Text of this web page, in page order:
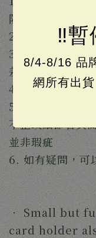
‼️暫
8/4-8/16 品
網所有出
防塵袋給您。
2. 商品不包含商
3. 各種螢幕顯示
差，顏色請以實
4. 設計館出貨時
5. 手工製作，每
不正或細節若與
並非瑕疵
6. 如有疑問，可
‧ Small but
card holder